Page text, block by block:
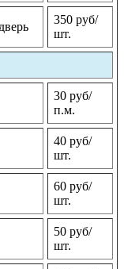
350 руб/
шт.
30 руб/
п.м.
40 руб/
шт.
60 руб/
шт.
50 руб/
шт.